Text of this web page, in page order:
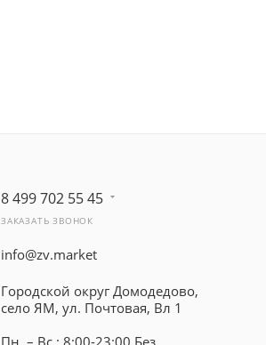
8 499 702 55 45
ЗАКАЗАТЬ ЗВОНОК
info@zv.market
Городской округ Домодедово,
село ЯМ, ул. Почтовая, Вл 1
Пн. – Вс.: 8:00-23:00 Без